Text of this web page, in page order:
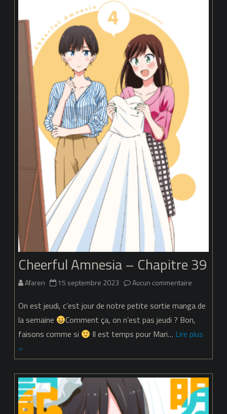
Cheerful Amnesia – Chapitre 39
Afaren 15 septembre 2023 Aucun commentaire
Amnesia
–
On est jeudi, c’est jour de notre petite sortie manga de
la semaine
Comment ça, on n’est pas jeudi ? Bon,
faisons comme si
Il est temps pour Mari… Lire plus
»